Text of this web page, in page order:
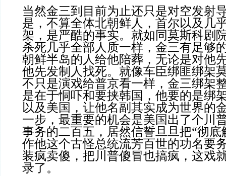
当然金三到目前为止还只是对空发射
是，不算全体北朝鲜人，首尔以及几
架，是严酷的事实。就如同莫斯科剧
杀死几乎全部人质一样，金三有足够
朝鲜半岛的人给他陪葬，无论是对他
他先发制人找死。就像车臣绑匪绑架
不只是演戏给普京看一样，金三绑架
是在于恫吓和要挟韩国，他要的是绑
以及美国，让他名副其实成为世界的
一步，最重要的机会是美国出了个川
事务的二百五， 居然信誓旦旦把“彻
作他这个古怪总统流芳百世的功名要
装疯卖傻， 把川普傻冒也搞疯，这戏
录了。